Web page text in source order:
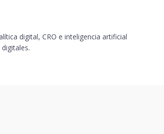
digital, CRO e inteligencia artificial